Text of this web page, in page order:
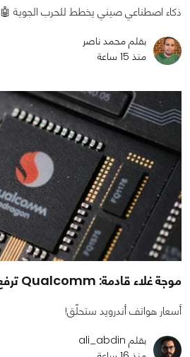
ذكاء اصطناعي صيني يخطط للحرب الجوية 🤖
بقلم محمد ناصر
منذ 15 ساعة
موجة غلاء قادمة: Qualcomm ترفع أسعارها قريبًا
أسعار هواتف أندرويد ستحلّق!
بقلم ali_abdin